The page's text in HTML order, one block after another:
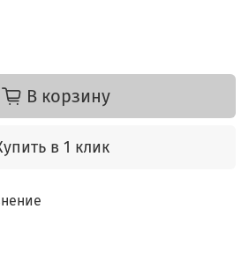
В корзину
в 1 клик